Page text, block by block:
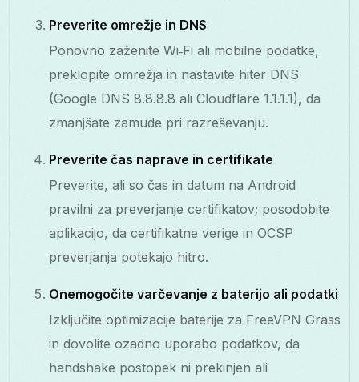
Preverite omrežje in DNS
Ponovno zaženite Wi‑Fi ali mobilne podatke,
preklopite omrežja in nastavite hiter DNS
(Google DNS 8.8.8.8 ali Cloudflare 1.1.1.1), da
zmanjšate zamude pri razreševanju.
Preverite čas naprave in certifikate
Preverite, ali so čas in datum na Android
pravilni za preverjanje certifikatov; posodobite
aplikacijo, da certifikatne verige in OCSP
preverjanja potekajo hitro.
Onemogočite varčevanje z baterijo ali podatki
Izključite optimizacije baterije za FreeVPN Grass
in dovolite ozadno uporabo podatkov, da
handshake postopek ni prekinjen ali